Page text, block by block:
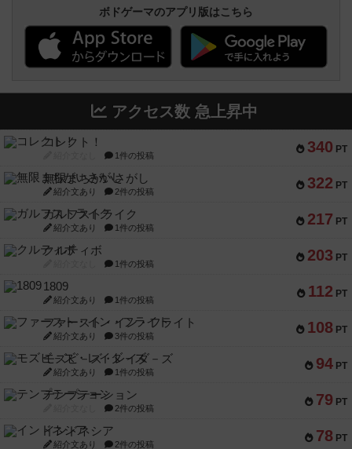
ボドゲーマのアプリ版はこちら
アクセス数 急上昇中
340 PT
コレクト！
1件の投稿
322 PT
無限まちがいさがし
紹介文あり 2件の投稿
217 PT
ガルフストライク
紹介文あり 1件の投稿
203 PT
クルティボ
1件の投稿
112 PT
1809
紹介文あり 1件の投稿
108 PT
ファースト・イン・フライト
紹介文あり 3件の投稿
94 PT
モズビ－ズ・レイダ－ズ
紹介文あり 1件の投稿
79 PT
テンプテーション
2件の投稿
78 PT
インドネシア
紹介文あり 2件の投稿